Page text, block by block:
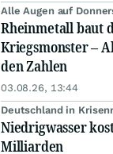
Alle Augen auf
Rheinmetall baut
Kriegsmonster –
den Zahlen
03.08.26, 13:44
Deutschland in
Niedrigwasser
Milliarden